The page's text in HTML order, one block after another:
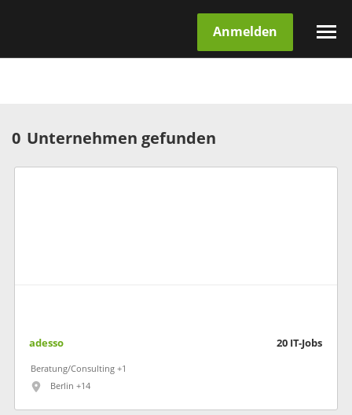
Anmelden
0 Unternehmen gefunden
adesso 20 IT-Jobs
Beratung/Consulting +1
Berlin +14